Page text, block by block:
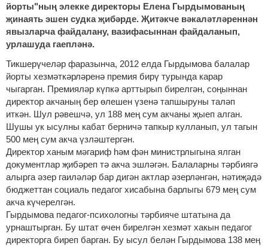
йорты"ның элекке директоры Елена Гырдымованың
җинаять эшен судка җибәрде. Җитәкче вәкаләтләреннән
явызларча файдалану, вазифасыннан файдаланып,
урлашуда гаепләнә.
Тикшерүчеләр фаразынча, 2012 елда Гырдымова балалар
йорты хезмәткәрләренә премия бирү турында карар
чыгарган. Премияләр күпкә арттырып бирелгән, соңыннан
директор акчаның бер өлешен үзенә тапшыруны таләп
иткән. Шул рәвешчә, ул 188 мең сум акчаны җыеп алган.
Шушы ук ысулны кабат берничә тапкыр кулланып, ул тагын
500 мең сум акча үзләштергән.
Директор ханым мәгариф һәм фән министрлыгына ялган
документлар җибәреп тә акча эшләгән. Балаларны тәрбиягә
алырга әзер гаиләләр бар дигән актлар әзерләнгән, нәтиҗәдә
бюджеттан социаль педагог хисабына барлыгы 679 мең сум
акча күчерелгән.
Гырдымова педагог-психологны тәрбияче штатына да
урнаштырган. Бу штат өчен бирелгән хезмәт хакын педагог
директорга биреп барган. Бу ысул белән Гырдымова 138 мең